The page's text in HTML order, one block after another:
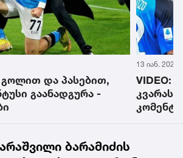
გოლით და პასებით,
გაანადგურა -
13 იან. 2023
VIDEO:
კვარას
ბარამიძის